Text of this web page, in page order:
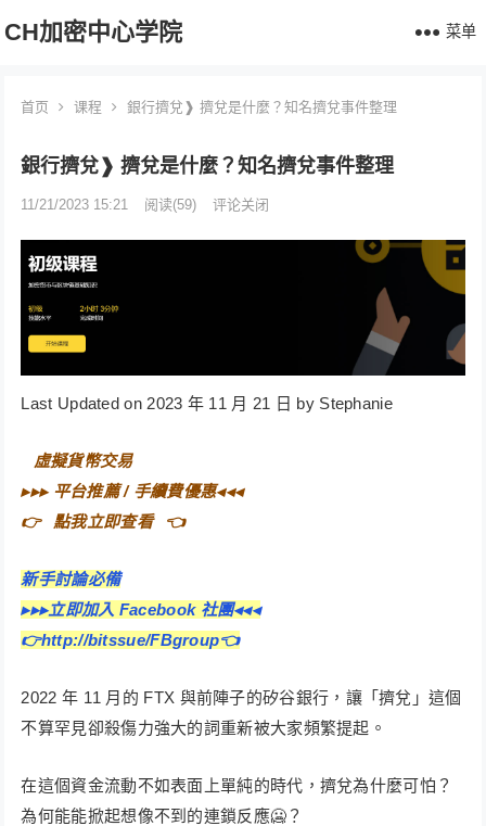
CH加密中心学院 菜单
首页 课程 銀行擠兌❱ 擠兌是什麼？知名擠兌事件整理
銀行擠兌❱ 擠兌是什麼？知名擠兌事件整理
11/21/2023 15:21 阅读(59) 评论关闭
Last Updated on 2023 年 11 月 21 日 by Stephanie
虛擬貨幣交易⠀
▸▸▸ 平台推薦 / 手續費優惠◂◂◂
👉⠀ 點我立即查看⠀👈
新手討論必備
▸▸▸立即加入 Facebook 社團◂◂◂
👉http://bitssue/FBgroup👈
2022 年 11 月的 FTX 與前陣子的矽谷銀行，讓「擠兌」這個
不算罕見卻殺傷力強大的詞重新被大家頻繁提起。
在這個資金流動不如表面上單純的時代，擠兌為什麼可怕？
為何能能掀起想像不到的連鎖反應🥶？